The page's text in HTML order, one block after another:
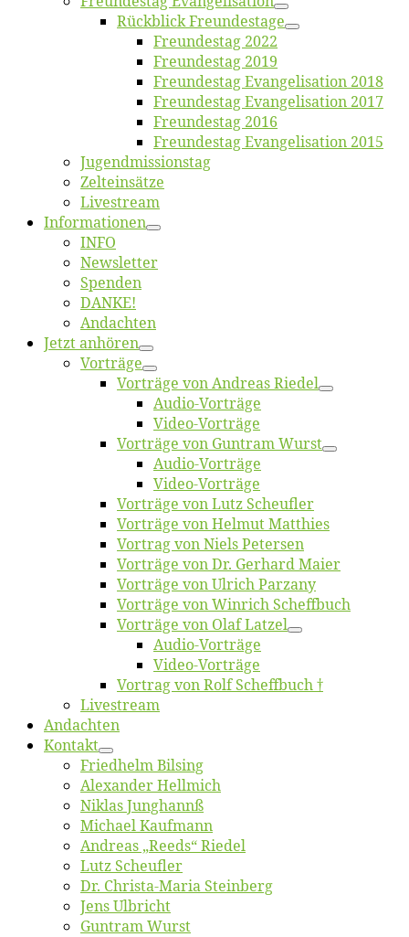
Rück­blick Freundestage
Freun­des­tag 2022
Freun­des­tag 2019
Freun­des­tag Evan­ge­li­sa­ti­on 2018
Freun­des­tag Evan­ge­li­sa­ti­on 2017
Freun­des­tag 2016
Freun­des­tag Evan­ge­li­sa­ti­on 2015
Jugend­mis­sions­tag
Zelt­ein­sät­ze
Live­stream
Informatio­nen
INFO
News­let­ter
Spen­den
DANKE!
An­dach­ten
Jetzt an­hö­ren
Vor­trä­ge
Vor­trä­ge von An­dre­as Riedel
Au­dio-Vor­trä­ge
Vi­deo-Vor­trä­ge
Vor­trä­ge von Gun­tram Wurst
Au­dio-Vor­trä­ge
Vi­deo-Vor­trä­ge
Vor­trä­ge von Lutz Scheufler
Vor­trä­ge von Hel­mut Matthies
Vor­trag von Niels Petersen
Vor­trä­ge von Dr. Ger­hard Maier
Vor­trä­ge von Ul­rich Parzany
Vor­trä­ge von Win­rich Scheffbuch
Vor­trä­ge von Olaf Latzel
Au­dio-Vor­trä­ge
Vi­deo-Vor­trä­ge
Vor­trag von Rolf Scheffbuch †
Live­stream
An­dach­ten
Kon­takt
Fried­helm Bilsing
Alex­an­der Hellmich
Ni­klas Junghannß
Mi­cha­el Kaufmann
An­dre­as „Reeds“ Riedel
Lutz Scheuf­ler
Dr. Chris­­ta-Ma­ria Steinberg
Jens Ulb­richt
Gun­tram Wurst